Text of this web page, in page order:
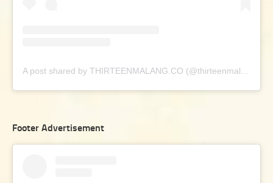
A post shared by THIRTEENMALANG.CO (@thirteenmalang.co)
Footer Advertisement